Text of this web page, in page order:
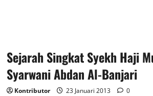
Sejarah Singkat Syekh Haji
Syarwani Abdan Al-Banjari
Kontributor 23 Januari 2013 0